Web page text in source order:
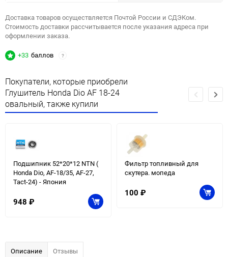
Доставка товаров осуществляется Почтой России и СДЭКом.
Стоимость доставки рассчитывается после указания адреса при
оформлении заказа.
+33 баллов ?
Покупатели, которые приобрели
Глушитель Honda Dio AF 18-24
овальный, также купили
Подшипник 52*20*12 NTN (
Honda Dio, AF-18/35, AF-27,
Tact-24) - Япония
948 ₽
Фильтр топливный для
скутера. мопеда
100 ₽
Описание Отзывы